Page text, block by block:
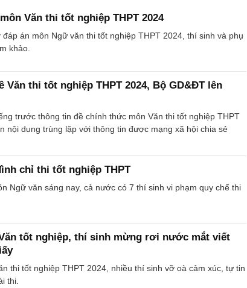
Văn thi tốt nghiệp THPT 2024
án môn Ngữ văn thi tốt nghiệp THPT 2024, thí sinh và phụ
khảo.
Văn thi tốt nghiệp THPT 2024, Bộ GD&ĐT lên
trước thông tin đề chính thức môn Văn thi tốt nghiệp THPT
nội dung trùng lặp với thông tin được mạng xã hội chia sẻ
chỉ thi tốt nghiệp THPT
Ngữ văn sáng nay, cả nước có 7 thí sinh vi phạm quy chế thi
tốt nghiệp, thí sinh mừng rơi nước mắt viết
thi tốt nghiệp THPT 2024, nhiều thí sinh vỡ oà cảm xúc, tự tin
thi.